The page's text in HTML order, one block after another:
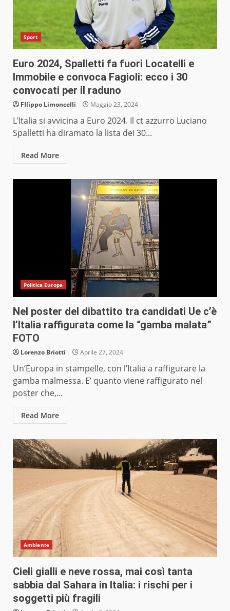
Sport
Euro 2024, Spalletti fa fuori Locatelli e
Immobile e convoca Fagioli: ecco i 30
convocati per il raduno
FIlippo Limoncelli Maggio 23, 2024
L’Italia si avvicina a Euro 2024. Il ct azzurro Luciano
Spalletti ha diramato la lista dei 30...
Read More
Politica Europa
Nel poster del dibattito tra candidati Ue c’è
l’Italia raffigurata come la “gamba malata”
FOTO
Lorenzo Briotti Aprile 27, 2024
Un’Europa in stampelle, con l’Italia a raffigurare la
gamba malmessa. E’ quanto viene raffigurato nel
poster che,...
Read More
Ambiente
Cieli gialli e neve rossa, mai così tanta
sabbia dal Sahara in Italia: i rischi per i
soggetti più fragili